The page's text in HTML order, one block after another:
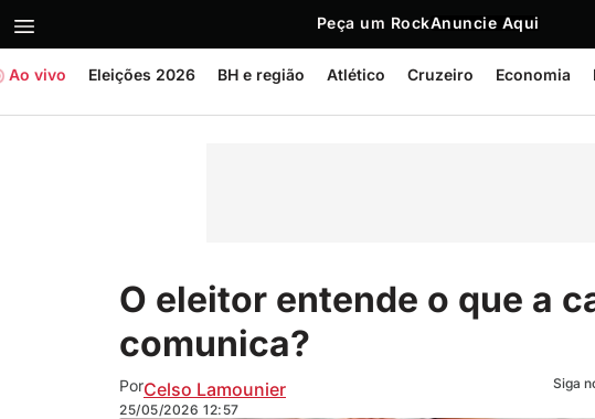
Peça um RockAnuncie Aqui
Ao vivo Eleições 2026 BH e região Atlético Cruzeiro Economia
O eleitor entende o que a
comunica?
PorCelso Lamounier
25/05/2026 12:57
Siga